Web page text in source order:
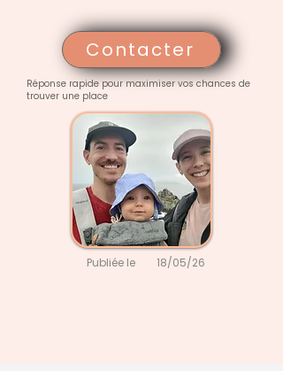
Contacter
Réponse rapide pour maximiser vos chances de
trouver une place
Publiée le 18/05/26